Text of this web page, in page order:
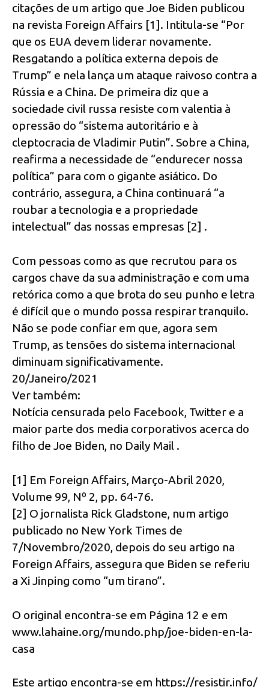
citações de um artigo que Joe Biden publicou
na revista Foreign Affairs [1]. Intitula-se “Por
que os EUA devem liderar novamente.
Resgatando a política externa depois de
Trump” e nela lança um ataque raivoso contra a
Rússia e a China. De primeira diz que a
sociedade civil russa resiste com valentia à
opressão do “sistema autoritário e à
cleptocracia de Vladimir Putin”. Sobre a China,
reafirma a necessidade de “endurecer nossa
política” para com o gigante asiático. Do
contrário, assegura, a China continuará “a
roubar a tecnologia e a propriedade
intelectual” das nossas empresas [2] .
Com pessoas como as que recrutou para os
cargos chave da sua administração e com uma
retórica como a que brota do seu punho e letra
é difícil que o mundo possa respirar tranquilo.
Não se pode confiar em que, agora sem
Trump, as tensões do sistema internacional
diminuam significativamente.
20/Janeiro/2021
Ver também:
Notícia censurada pelo Facebook, Twitter e a
maior parte dos media corporativos acerca do
filho de Joe Biden, no Daily Mail .
[1] Em Foreign Affairs, Março-Abril 2020,
Volume 99, Nº 2, pp. 64-76.
[2] O jornalista Rick Gladstone, num artigo
publicado no New York Times de
7/Novembro/2020, depois do seu artigo na
Foreign Affairs, assegura que Biden se referiu
a Xi Jinping como “um tirano”.
O original encontra-se em Página 12 e em
www.lahaine.org/mundo.php/joe-biden-en-la-
casa
Este artigo encontra-se em https://resistir.info/